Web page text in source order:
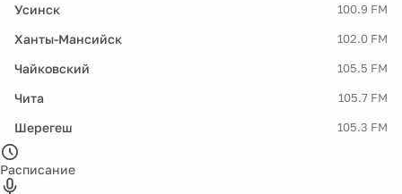
Усинск 100.9 FM
Ханты-Мансийск 102.0 FM
Чайковский 105.5 FM
Чита 105.7 FM
Шерегеш 105.3 FM
Расписание